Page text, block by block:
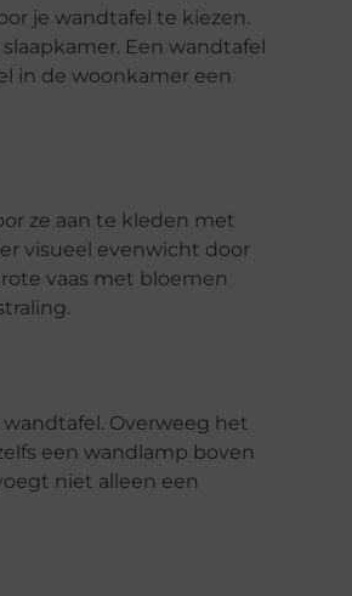
je wandtafel te kiezen.
Een wandtafel
in de woonkamer een
ze aan te kleden met
visueel evenwicht door
vaas met bloemen
Overweeg het
een wandlamp boven
niet alleen een